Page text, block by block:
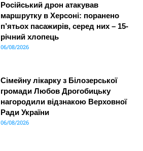
Російський дрон атакував
маршрутку в Херсоні: поранено
п’ятьох пасажирів, серед них – 15-
річний хлопець
06/08/2026
Сімейну лікарку з Білозерської
громади Любов Дрогобицьку
нагородили відзнакою Верховної
Ради України
06/08/2026